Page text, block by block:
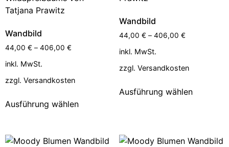
Wandbild
44,00 € – 406,00 €
inkl. MwSt.
zzgl. Versandkosten
Ausführung wählen
Wandbild
44,00 € – 406,00 €
inkl. MwSt.
zzgl. Versandkosten
Ausführung wählen